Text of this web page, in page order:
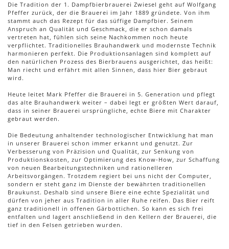
Die Tradition der 1. Dampfbierbrauerei Zwiesel geht auf Wolfgang
Pfeffer zurück, der die Brauerei im Jahr 1889 gründete. Von ihm
stammt auch das Rezept für das süffige Dampfbier. Seinem
Anspruch an Qualität und Geschmack, die er schon damals
vertreten hat, fühlen sich seine Nachkommen noch heute
verpflichtet. Traditionelles Brauhandwerk und modernste Technik
harmonieren perfekt. Die Produktionsanlagen sind komplett auf
den natürlichen Prozess des Bierbrauens ausgerichtet, das heißt:
Man riecht und erfährt mit allen Sinnen, dass hier Bier gebraut
wird.
Heute leitet Mark Pfeffer die Brauerei in 5. Generation und pflegt
das alte Brauhandwerk weiter – dabei legt er größten Wert darauf,
dass in seiner Brauerei ursprüngliche, echte Biere mit Charakter
gebraut werden.
Die Bedeutung anhaltender technologischer Entwicklung hat man
in unserer Brauerei schon immer erkannt und genutzt. Zur
Verbesserung von Präzision und Qualität, zur Senkung von
Produktionskosten, zur Optimierung des Know-How, zur Schaffung
von neuen Bearbeitungstechniken und rationelleren
Arbeitsvorgängen. Trotzdem regiert bei uns nicht der Computer,
sondern er steht ganz im Dienste der bewährten traditionellen
Braukunst. Deshalb sind unsere Biere eine echte Spezialität und
dürfen von jeher aus Tradition in aller Ruhe reifen. Das Bier reift
ganz traditionell in offenen Gärbottichen. So kann es sich frei
entfalten und lagert anschließend in den Kellern der Brauerei, die
tief in den Felsen getrieben wurden.